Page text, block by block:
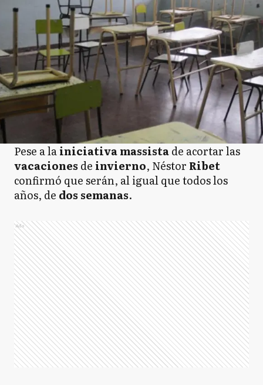
Pese a lainiciativa massistade acortar las
vacaciones de invierno, Néstor Ribet
confirmó que serán, al igual que todos los
años, de dos semanas.
Ads